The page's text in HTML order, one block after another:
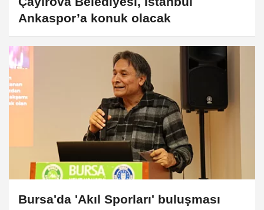
Ankaspor’a konuk olacak
Bursa'da 'Akıl Sporları' buluşması